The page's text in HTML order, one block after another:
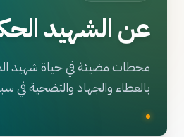
عن الشهيد
محطات مضيئة في حياة شهيد
بالعطاء والجهاد والتضحية في